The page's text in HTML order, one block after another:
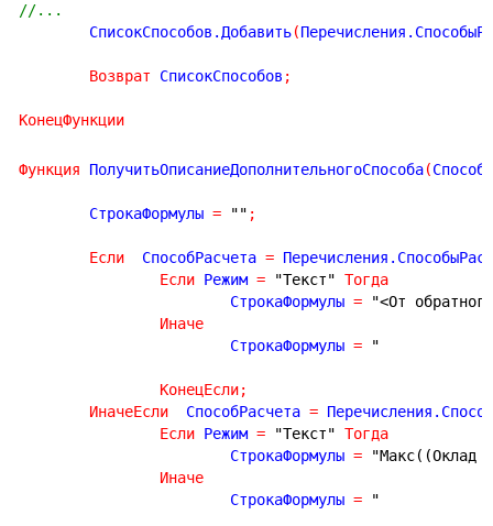
//...
	СписокСпособов.Добавить
(
Возврат СписокСпособов ;
КонецФункции
Функция ПолучитьОписаниеДополнительногоСпособа(
	СтрокаФормулы
= "" ;
Если
  СпособРасчета
=
Если Режим = "Текст" Тогда
			СтрокаФормулы
=
"<От
Иначе
			СтрокаФормулы
= "
КонецЕсли;
ИначеЕсли
  СпособРасчета
=
Если Режим = "Текст" Тогда
			СтрокаФормулы
=
"Макс((Оклад
Иначе
			СтрокаФормулы
= "